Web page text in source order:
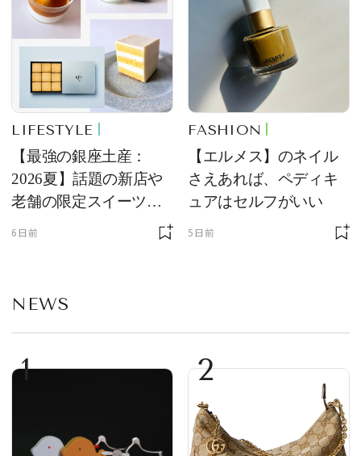
LIFESTYLE
【最強の銀座土産：
2026夏】話題の新店や
老舗の限定スイーツを
ゲット【＃SPURおやつ
6日前
FASHION
【エルメス】のネイル
さえあれば、ペディキ
ュアはセルフがいい
5日前
NEWS
1 2